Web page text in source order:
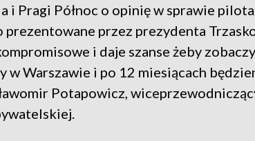
i Pragi Północ o opinię w sprawie
prezentowane przez prezydenta
i daje szanse żeby
w Warszawie i po 12 miesiącach
Potapowicz,